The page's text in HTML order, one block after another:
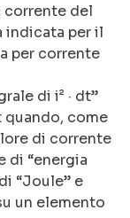
corrente del
indicata per il
per corrente
di i² · dt”
quando, come
di corrente
di “energia
“Joule” e
un elemento